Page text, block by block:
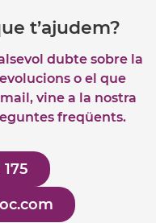
t’ajudem?
dubte sobre la
o el que
vine a la nostra
freqüents.